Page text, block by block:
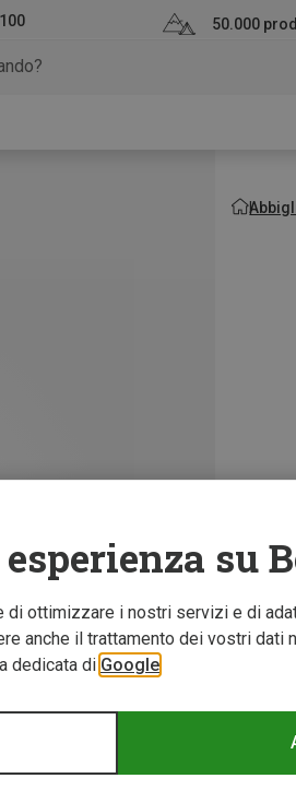
50.000
su
di ottimizzare i nostri servizi e di
anche il trattamento dei vostri dati
dedicata di Google